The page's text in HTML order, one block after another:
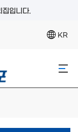
입니다.
KR